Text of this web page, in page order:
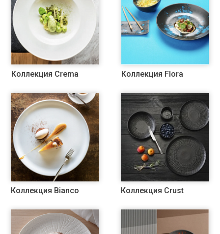
Коллекция Crema Коллекция Flora
Коллекция Bianco Коллекция Crust